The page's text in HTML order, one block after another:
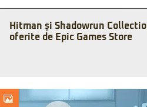
Hitman și Shadowrun
oferite de Epic Games Store